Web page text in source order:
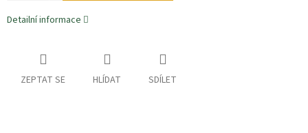
Detailní informace
ZEPTAT SE HLÍDAT SDÍLET